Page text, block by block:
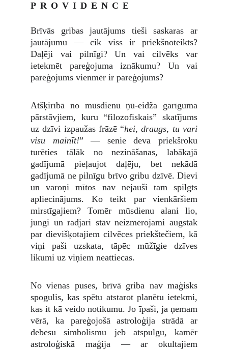
PROVIDENCE
Brīvās gribas jautājums tieši saskaras ar
jautājumu — cik viss ir priekšnoteikts?
Daļēji vai pilnīgi? Un vai cilvēks var
ietekmēt pareģojuma iznākumu? Un vai
pareģojums vienmēr ir pareģojums?
Atšķirībā no mūsdienu ņū-eidža garīguma
pārstāvjiem, kuru “filozofiskais” skatījums
uz dzīvi izpaužas frāzē “hei, draugs, tu vari
visu mainīt!” — senie deva priekšroku
turēties tālāk no nezināšanas, labākajā
gadījumā pieļaujot daļēju, bet nekādā
gadījumā ne pilnīgu brīvo gribu dzīvē. Dievi
un varoņi mītos nav nejauši tam spilgts
apliecinājums. Ko teikt par vienkāršiem
mirstīgajiem? Tomēr mūsdienu alani lio,
jungi un radjari stāv neizmērojami augstāk
par dievišķotajiem cilvēces priekštečiem, kā
viņi paši uzskata, tāpēc mūžīgie dzīves
likumi uz viņiem neattiecas.
No vienas puses, brīvā griba nav maģisks
spogulis, kas spētu atstarot planētu ietekmi,
kas it kā veido notikumu. Jo īpaši, ja ņemam
vērā, ka pareģojošā astroloģija strādā ar
debesu simbolismu jeb atspulgu, kamēr
astroloģiskā maģija — ar okultajiem